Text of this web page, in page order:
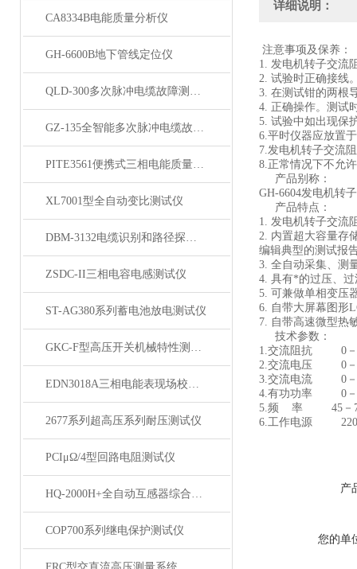
CA8334B电能质量分析仪
GH-6600B地下管线定位仪
QLD-300多次脉冲电缆故障测试仪
GZ-135全智能多次脉冲电缆故障测试仪
PITE3561便携式三相电能质量分析仪
XL7001型全自动变比测试仪
DBM-3132电缆识别和路径探测仪
ZSDC-II三相电容电感测试仪
ST-AG380系列蓄电池放电测试仪
GKC-F型高压开关机械特性测试仪
EDN3018A三相电能表现场校验仪
2677系列超高压系列耐压测试仪
PCIμΩ/4型回路电阻测试仪
HQ-2000H+全自动互感器综合测试仪
COP700系列继电保护测试仪
详细说明：
注意事项及保养：
1. 发电机转子交流
2. 试验时正确接线
3. 在测试钳的两根
4. 正确操作。测试
5. 试验中如出现保
6.平时仪器应放置
7.发电机转子交流
8.正常情况下不允
产品别称：
GH-6604发电机转
产品特点：
1. 发电机转子交流
2. 内置超大容量存
编辑典型的测试报
3. 全自动采集、测
4. 具有*的过压、
5. 可兼做单相变压
6. 自带大屏幕图形
7. 自带高速微型热
技术参数：
1.交流阻抗 0
2.交流电压
3.交流电流
4.有功功率
5.频 率 45
6.工作电源
产
您的单